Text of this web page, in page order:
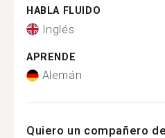
HABLA FLUIDO
Inglés
APRENDE
Alemán
Quiero un compañero